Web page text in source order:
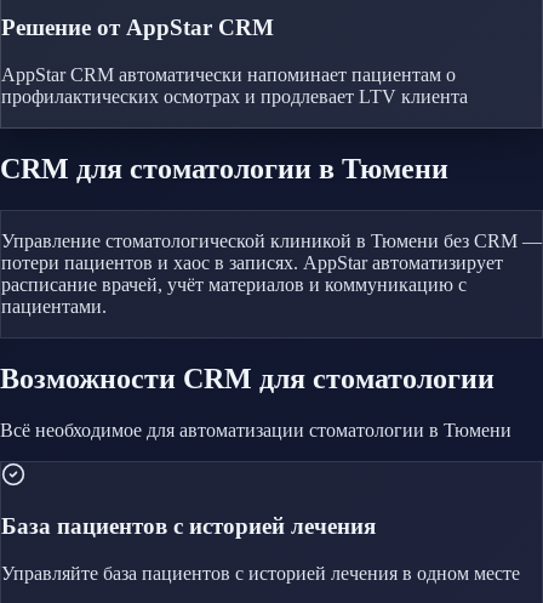
Решение от AppStar CRM
AppStar CRM автоматически напоминает пациентам о
профилактических осмотрах и продлевает LTV клиента
CRM для стоматологии в Тюмени
Управление стоматологической клиникой в Тюмени без CRM —
потери пациентов и хаос в записях. AppStar автоматизирует
расписание врачей, учёт материалов и коммуникацию с
пациентами.
Возможности CRM для стоматологии
Всё необходимое для автоматизации стоматологии в Тюмени
База пациентов с историей лечения
Управляйте база пациентов с историей лечения в одном месте